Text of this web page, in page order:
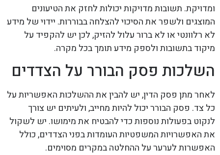
ומדויקת. תשובות מדויקות יכולות לחזק את הטיעונים
המוצגים ולשפר את הסיכוי להצלחה בבוררות. יידוי של מידע
לא רלוונטי או לא ברור עלול להזיק, לכן יש להקפיד על
מיקוד בתשובות ולספק מידע תומך בכל מקרה.
השלכות פסק הבורר על הצדדים
לאחר מתן פסק הדין, יש להבין את ההשלכות האפשריות על
כל צד. פסק הבורר יכול להיות מחייב, ולעיתים יש צורך
לנקוט בפעולות נוספות כדי להבטיח את מימושו. יש לשקול
את האפשרויות המשפטיות העומדות בפני הצדדים, כולל
האפשרות לערער על ההחלטה במקרים מסוימים.